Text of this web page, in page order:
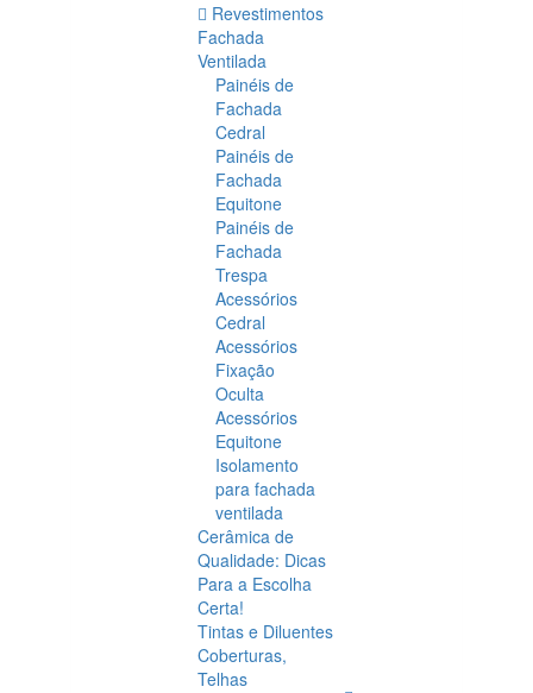
Revestimentos
Fachada
Ventilada
Painéis de
Fachada
Cedral
Painéis de
Fachada
Equitone
Painéis de
Fachada
Trespa
Acessórios
Cedral
Acessórios
Fixação
Oculta
Acessórios
Equitone
Isolamento
para fachada
ventilada
Cerâmica de
Qualidade: Dicas
Para a Escolha
Certa!
Tintas e Diluentes
Coberturas,
Telhas